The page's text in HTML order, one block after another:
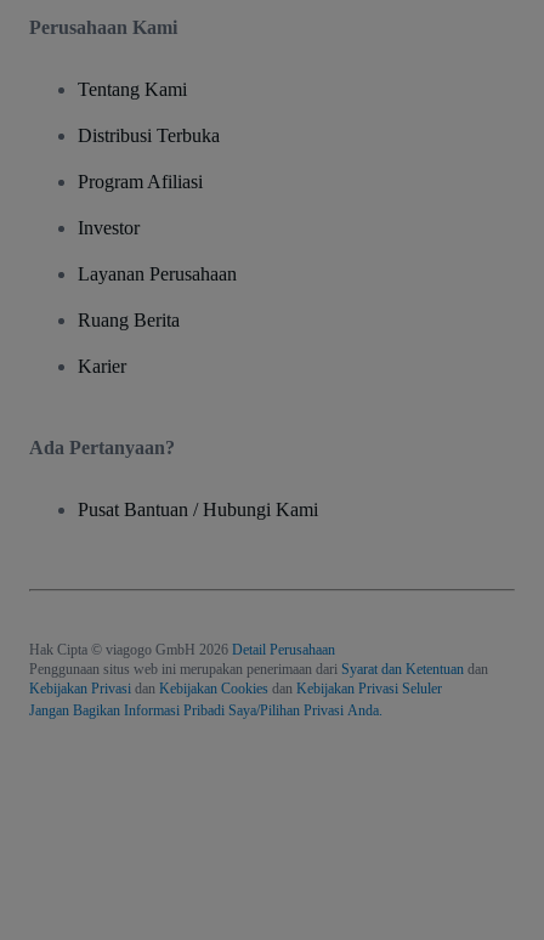
Perusahaan Kami
Tentang Kami
Distribusi Terbuka
Program Afiliasi
Investor
Layanan Perusahaan
Ruang Berita
Karier
Ada Pertanyaan?
Pusat Bantuan / Hubungi Kami
Hak Cipta © viagogo GmbH 2026 Detail Perusahaan
Penggunaan situs web ini merupakan penerimaan dari Syarat dan Ketentuan dan
Kebijakan Privasi dan Kebijakan Cookies dan Kebijakan Privasi Seluler
Jangan Bagikan Informasi Pribadi Saya/Pilihan Privasi Anda.